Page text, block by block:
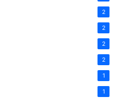
2
2
2
2
1
1